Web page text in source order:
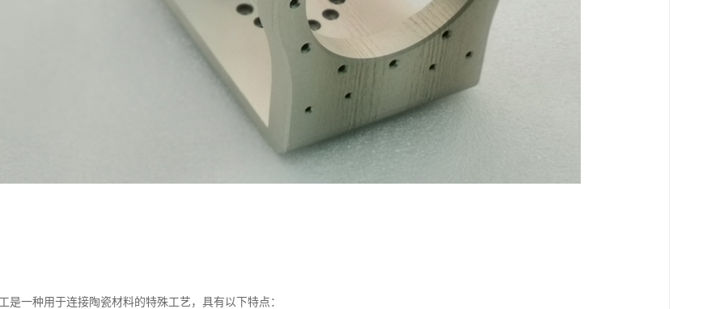
是一种用于连接陶瓷材料的特殊工艺，具有以下特点：